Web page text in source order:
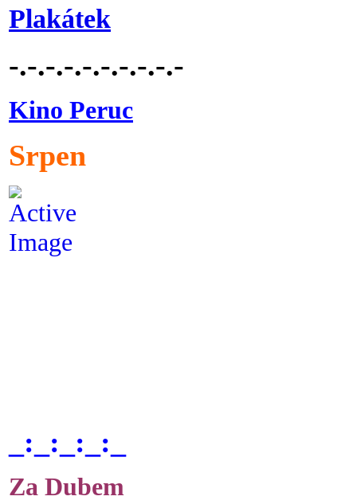
Plakátek
-.-.-.-.-.-.-.-.-.-
Kino Peruc
Srpen
_:_:_:_:_
Za Dubem